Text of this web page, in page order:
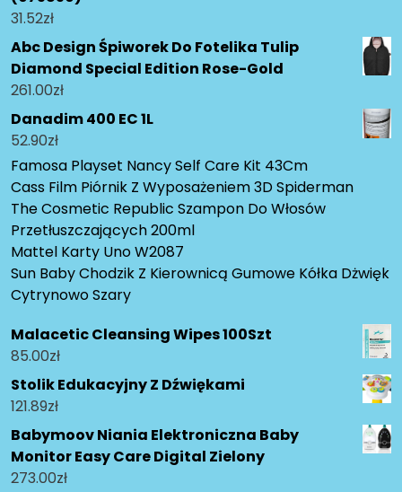
31.52zł
Abc Design Śpiworek Do Fotelika Tulip
Diamond Special Edition Rose-Gold
261.00zł
Danadim 400 EC 1L
52.90zł
Famosa Playset Nancy Self Care Kit 43Cm
Cass Film Piórnik Z Wyposażeniem 3D Spiderman
The Cosmetic Republic Szampon Do Włosów
Przetłuszczających 200ml
Mattel Karty Uno W2087
Sun Baby Chodzik Z Kierownicą Gumowe Kółka Dżwięk
Cytrynowo Szary
Malacetic Cleansing Wipes 100Szt
85.00zł
Stolik Edukacyjny Z Dźwiękami
121.89zł
Babymoov Niania Elektroniczna Baby
Monitor Easy Care Digital Zielony
273.00zł